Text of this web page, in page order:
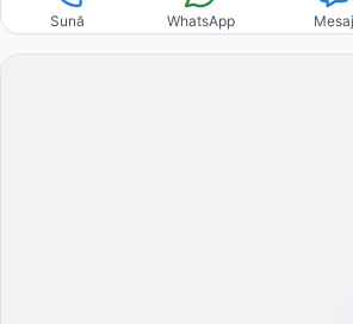
Sună WhatsApp Mesaj